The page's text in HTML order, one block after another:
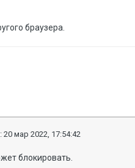
браузера.
20 мар 2022, 17:54:42
блокировать.